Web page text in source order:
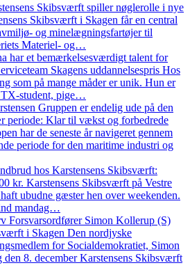
Skibsværft spiller nøglerolle i nye
Skibsværft i Skagen får en central
og minelægningsfartøjer til
Materiel- og…
har et bemærkelsesværdigt talent for
Skagens uddannelsespris Hos
som på mange måder er unik. Hun er
student, pige…
Gruppen er endelig ude på den
periode: Klar til vækst og forbedrede
har de seneste år navigeret gennem
periode for den maritime industri og
hos Karstensens Skibsværft:
kr. Karstensens Skibsværft på Vestre
ubudne gæster hen over weekenden.
mandag…
Forsvarsordfører Simon Kollerup (S)
i Skagen Den nordjyske
for Socialdemokratiet, Simon
8. december Karstensens Skibsværft